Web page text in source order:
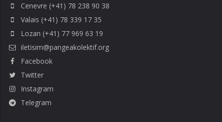
Cenevre (+41) 78 238 90 38
Valais (+41) 78 339 17 35
Lozan (+41) 77 969 63 19
iletisim@pangeakolektif.org
Facebook
Twitter
Instagram
Telegram